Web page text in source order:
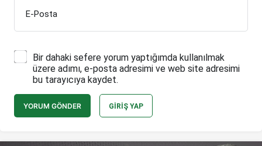
E-Posta
Bir dahaki sefere yorum yaptığımda kullanılmak
üzere adımı, e-posta adresimi ve web site adresimi
bu tarayıcıya kaydet.
YORUM GÖNDER GIRIŞ YAP